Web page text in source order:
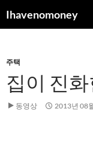
텐
건
너
기
Ihavenomoney
색
주택
집이 진
동영상 2013년 08